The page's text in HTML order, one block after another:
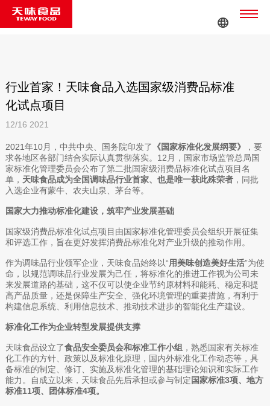
行业首家！天味食品入选国家级消费品标准
化试点项目
12/16 2021
2021年10月，中共中央、国务院印发了 《国家标准化发展纲要》
，要
求各地区各部门结合实际认真贯彻落实。12月，国家市场监管总局国
家标准化管理委员会公布了第二批国家级消费品标准化试点项目名
单， 天味食品成为全国调味品行业首家、也是唯一获此殊荣者，同批
入选企业有蒙牛、农夫山泉、茅台等。
国家大力推动标准化建设，筑牢产业发展基础
国家级消费品标准化试点项目由国家标准化管理委员会组织开展征集
和评选工作，旨在更好发挥消费品标准化对产业升级的推动作用。
作为调味品行业领军企业，天味食品始终以“用美味创造美好生活”为使
命，以规范调味品行业发展为己任，将标准化的推进工作视为公司未
来发展道路的基础，这不仅可以使企业节约原材料和能耗、稳定和提
高产品质量，还是保障生产安全、强化环境管理的重要措施，有利于
构建信息系统、利用信息技术、推动技术进步的智能化生产建设。
标准化工作为企业转型发展提供支撑
天味食品设立了食品安全委员会和标准工作小组 ，熟悉国家有关标准
化工作的方针、政策以及标准化原理，国内外标准化工作动态等，具
备标准的制定、修订、实施及标准化管理的基础理论知识和实际工作
能力。自成立以来，天味食品先后承担或参与制定国家标准3项、地方
标准11项、团体标准4项。